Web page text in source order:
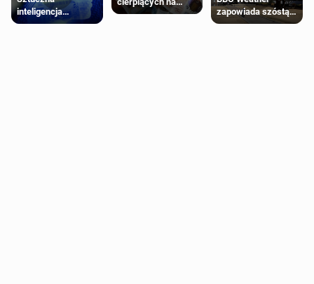
inteligencja
próbowała oszukać
schorzenia
zapowiada szóstą
falę upałów w